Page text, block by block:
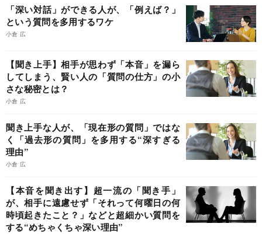
「深い対話」ができる人が、「例えば？」
という質問を多用するワケ
小倉 広
【聞き上手】相手が思わず「本音」を漏ら
してしまう、賢い人の「質問の仕方」の小
さな秘密とは？
小倉 広
聞き上手な人が、「現在形の質問」ではな
く「過去形の質問」を多用する“深すぎる
理由”
小倉 広
【本音を聞き出す】超一流の「聞き手」
が、相手に遠慮せず「それって何曜日の何
時頃起きたこと？」などと超細かい質問を
する“めちゃくちゃ深い理由”